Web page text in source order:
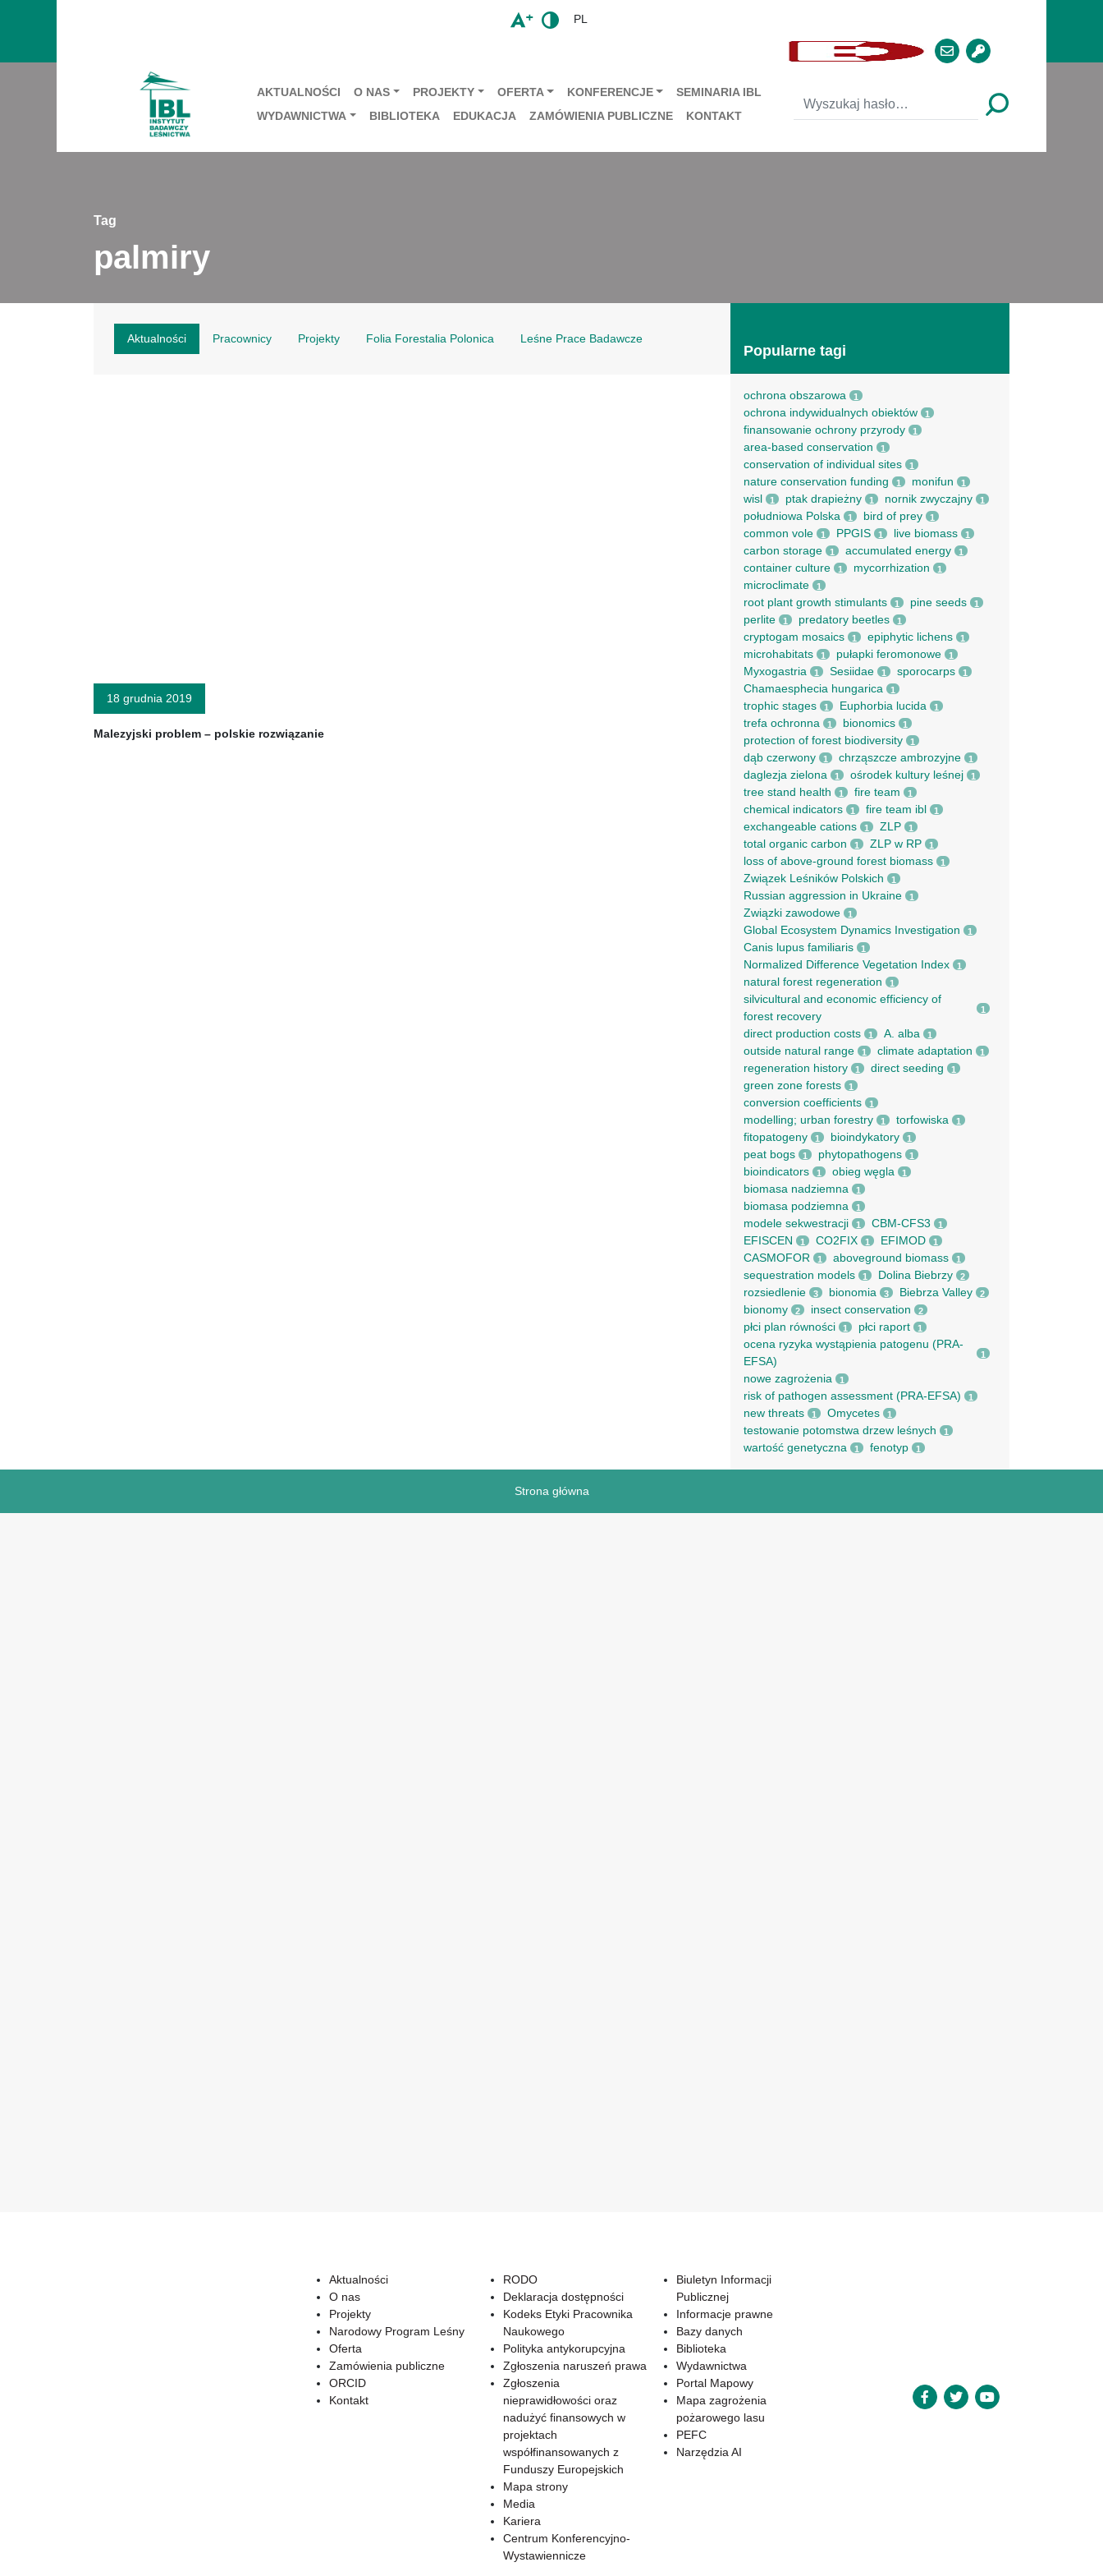
PL
AKTUALNOŚCI O NAS PROJEKTY OFERTA KONFERENCJE
SEMINARIA IBL
WYDAWNICTWA
BIBLIOTEKA EDUKACJA ZAMÓWIENIA PUBLICZNE KONTAKT
Tag
palmiry
Aktualności Pracownicy Projekty Folia Forestalia Polonica Leśne Prace Badawcze
18 grudnia 2019
Malezyjski problem – polskie rozwiązanie
Popularne tagi
ochrona obszarowa 1
ochrona indywidualnych obiektów 1
finansowanie ochrony przyrody 1
area-based conservation 1
conservation of individual sites 1
nature conservation funding 1 monifun 1
wisl 1 ptak drapieżny 1 nornik zwyczajny 1
południowa Polska 1 bird of prey 1
common vole 1 PPGIS 1 live biomass 1
carbon storage 1 accumulated energy 1
container culture 1 mycorrhization 1
microclimate 1
root рlant growth stimulants 1 pine seeds 1
perlite 1 predatory beetles 1
cryptogam mosaics 1 epiphytic lichens 1
microhabitats 1 pułapki feromonowe 1
Myxogastria 1 Sesiidae 1 sporocarps 1
Chamaesphecia hungarica 1
trophic stages 1 Euphorbia lucida 1
trefa ochronna 1 bionomics 1
protection of forest biodiversity 1
dąb czerwony 1 chrząszcze ambrozyjne 1
daglezja zielona 1 ośrodek kultury leśnej 1
tree stand health 1 fire team 1
chemical indicators 1 fire team ibl 1
exchangeable cations 1 ZLP 1
total organic carbon 1 ZLP w RP 1
loss of above-ground forest biomass 1
Związek Leśników Polskich 1
Russian aggression in Ukraine 1
Związki zawodowe 1
Global Ecosystem Dynamics Investigation 1
Canis lupus familiaris 1
Normalized Difference Vegetation Index 1
natural forest regeneration 1
silvicultural and economic efficiency of
forest recovery
1
direct production costs 1 A. alba 1
outside natural range 1 climate adaptation 1
regeneration history 1 direct seeding 1
green zone forests 1
conversion coefficients 1
modelling; urban forestry 1 torfowiska 1
fitopatogeny 1 bioindykatory 1
peat bogs 1 phytopathogens 1
bioindicators 1 obieg węgla 1
biomasa nadziemna 1
biomasa podziemna 1
modele sekwestracji 1 CBM-CFS3 1
EFISCEN 1 CO2FIX 1 EFIMOD 1
CASMOFOR 1 aboveground biomass 1
sequestration models 1 Dolina Biebrzy 2
rozsiedlenie 3 bionomia 3 Biebrza Valley 2
bionomy 2 insect conservation 2
płci plan równości 1 płci raport 1
ocena ryzyka wystąpienia patogenu (PRA-
EFSA)
1
nowe zagrożenia 1
risk of pathogen assessment (PRA-EFSA) 1
new threats 1 Omycetes 1
testowanie potomstwa drzew leśnych 1
wartość genetyczna 1 fenotyp 1
Strona główna
Aktualności
O nas
Projekty
Narodowy Program Leśny
Oferta
Zamówienia publiczne
ORCID
Kontakt
RODO
Deklaracja dostępności
Kodeks Etyki Pracownika
Naukowego
Polityka antykorupcyjna
Zgłoszenia naruszeń prawa
Zgłoszenia
nieprawidłowości oraz
nadużyć finansowych w
projektach
współfinansowanych z
Funduszy Europejskich
Mapa strony
Media
Kariera
Centrum Konferencyjno-
Wystawiennicze
Biuletyn Informacji
Publicznej
Informacje prawne
Bazy danych
Biblioteka
Wydawnictwa
Portal Mapowy
Mapa zagrożenia
pożarowego lasu
PEFC
Narzędzia AI